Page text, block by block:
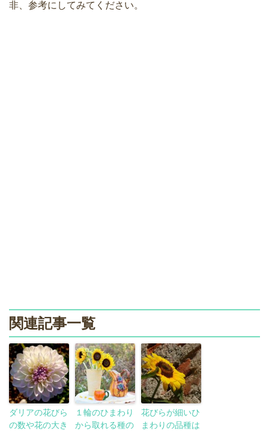
非、参考にしてみてください。
関連記事一覧
ダリアの花びら
の数や花の大き
１輪のひまわり
から取れる種の
花びらが細いひ
まわりの品種は